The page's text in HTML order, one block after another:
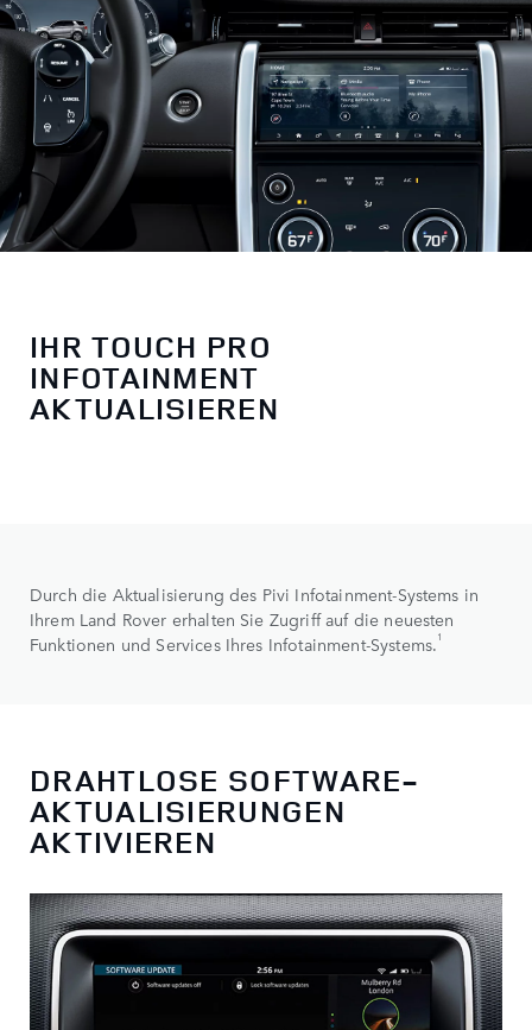
IHR TOUCH PRO
INFOTAINMENT
AKTUALISIEREN
Durch die Aktualisierung des Pivi Infotainment-Systems in
Ihrem Land Rover erhalten Sie Zugriff auf die neuesten
Funktionen und Services Ihres Infotainment-Systems.1
DRAHTLOSE SOFTWARE-
AKTUALISIERUNGEN
AKTIVIEREN